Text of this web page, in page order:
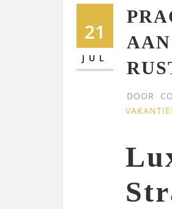
21
JUL
DOOR